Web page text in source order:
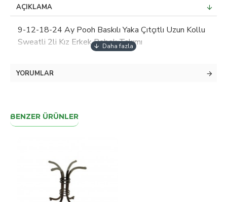
AÇIKLAMA
9-12-18-24 Ay Pooh Baskılı Yaka Çıtçıtlı Uzun Kollu
Sweatli 2li Kız Erkek Bebek Takımı
YORUMLAR
BENZER ÜRÜNLER